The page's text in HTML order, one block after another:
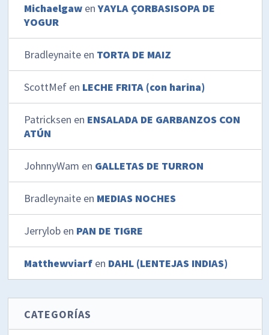
Michaelgaw enYAYLA ÇORBASISOPA DE
YOGUR
Bradleynaite en TORTA DE MAIZ
ScottMef en LECHE FRITA (con harina)
Patricksen en ENSALADA DE GARBANZOS CON
ATÚN
JohnnyWam en GALLETAS DE TURRON
Bradleynaite en MEDIAS NOCHES
Jerrylob en PAN DE TIGRE
Matthewviarf en DAHL (LENTEJAS INDIAS)
CATEGORÍAS